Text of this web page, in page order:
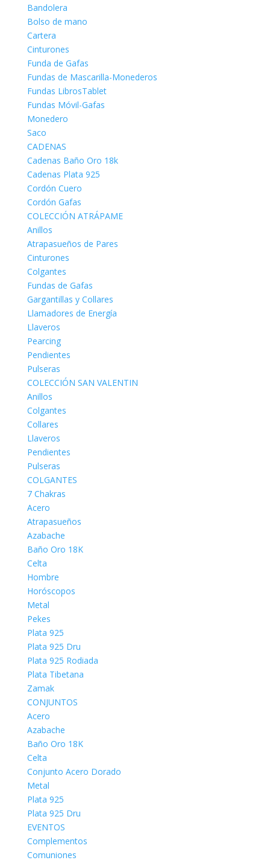
Bandolera
Bolso de mano
Cartera
Cinturones
Funda de Gafas
Fundas de Mascarilla-Monederos
Fundas LibrosTablet
Fundas Móvil-Gafas
Monedero
Saco
CADENAS
Cadenas Baño Oro 18k
Cadenas Plata 925
Cordón Cuero
Cordón Gafas
COLECCIÓN ATRÁPAME
Anillos
Atrapasueños de Pares
Cinturones
Colgantes
Fundas de Gafas
Gargantillas y Collares
Llamadores de Energía
Llaveros
Pearcing
Pendientes
Pulseras
COLECCIÓN SAN VALENTIN
Anillos
Colgantes
Collares
Llaveros
Pendientes
Pulseras
COLGANTES
7 Chakras
Acero
Atrapasueños
Azabache
Baño Oro 18K
Celta
Hombre
Horóscopos
Metal
Pekes
Plata 925
Plata 925 Dru
Plata 925 Rodiada
Plata Tibetana
Zamak
CONJUNTOS
Acero
Azabache
Baño Oro 18K
Celta
Conjunto Acero Dorado
Metal
Plata 925
Plata 925 Dru
EVENTOS
Complementos
Comuniones